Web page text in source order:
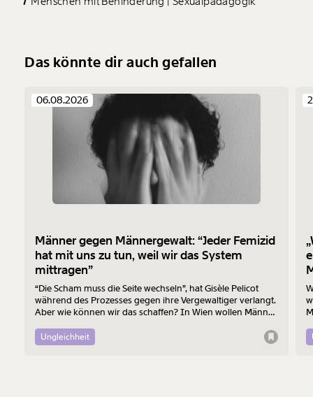
Das könnte dir auch gefallen
06.08.2026
Männer gegen Männergewalt: “Jeder Femizid
hat mit uns zu tun, weil wir das System
mittragen”
“Die Scham muss die Seite wechseln”, hat Gisèle Pelicot
während des Prozesses gegen ihre Vergewaltiger verlangt.
Aber wie können wir das schaffen? In Wien wollen Männer
Männergewalt den ersten Schritt machen.
Ungleichheit